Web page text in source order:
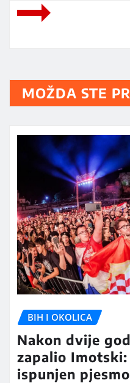
MOŽDA STE
BIH I OKOLICA
Nakon dvije
zapalio Imotski:
ispunjen